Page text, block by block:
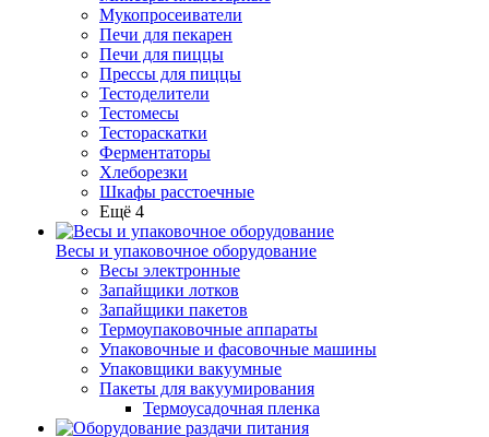
Мукопросеиватели
Печи для пекарен
Печи для пиццы
Прессы для пиццы
Тестоделители
Тестомесы
Тестораскатки
Ферментаторы
Хлеборезки
Шкафы расстоечные
Ещё 4
Весы и упаковочное оборудование
Весы электронные
Запайщики лотков
Запайщики пакетов
Термоупаковочные аппараты
Упаковочные и фасовочные машины
Упаковщики вакуумные
Пакеты для вакуумирования
Термоусадочная пленка